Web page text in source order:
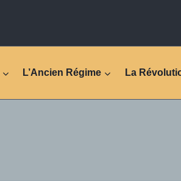
L’Ancien Régime La